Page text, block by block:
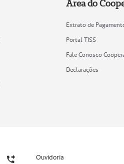
Área do
Extrato de
Portal TISS
Fale Conosco
Declarações
Ouvidoria